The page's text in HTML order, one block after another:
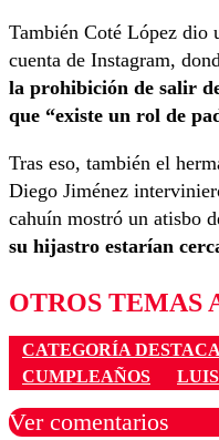
También Coté López dio
cuenta de Instagram,
la prohibición de salir
que “existe un rol de
Tras eso, también el
Diego Jiménez
cahuín mostró un atisbo
su hijastro estarían
OTROS TEMAS
CATEGORÍA
CUMPLEAÑOS
Ver comentarios